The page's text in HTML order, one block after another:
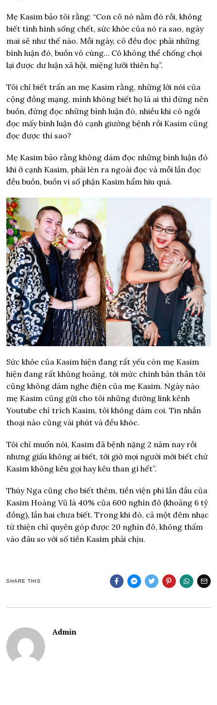
Mẹ Kasim bảo tôi rằng: “Con cô nó nằm đó rồi, không
biết tình hình sống chết, sức khỏe của nó ra sao, ngày
mai sẽ như thế nào. Mỗi ngày, cô đều đọc phải những
bình luận đó, buồn vô cùng… Cô không thể chống chọi
lại được dư luận xã hội, miệng lưỡi thiên hạ”.
Tôi chỉ biết trấn an mẹ Kasim rằng, những lời nói của
cộng đồng mạng, mình không biết họ là ai thì đừng nên
buồn, đừng đọc những bình luận đó, nhiều khi cô ngồi
đọc mấy bình luận đó cạnh giường bệnh rồi Kasim cũng
đọc được thì sao?
Mẹ Kasim bảo rằng không dám đọc những bình luận đó
khi ở cạnh Kasim, phải lén ra ngoài đọc và mỗi lần đọc
đều buồn, buồn vì số phận Kasim hẩm hiu quá.
Sức khỏe của Kasim hiện đang rất yếu còn mẹ Kasim
hiện đang rất khủng hoảng, tới mức chính bản thân tôi
cũng không dám nghe điện của mẹ Kasim. Ngày nào
mẹ Kasim cũng gửi cho tôi những đường link kênh
Youtube chỉ trích Kasim, tôi không dám coi. Tin nhắn
thoại nào cũng vài phút và đều khóc.
Tôi chỉ muốn nói, Kasim đã bệnh nặng 2 năm nay rồi
nhưng giấu không ai biết, tới giờ mọi người mới biết chứ
Kasim không kêu gọi hay kêu than gì hết”.
Thúy Nga cũng cho biết thêm, tiền viện phí lần đầu của
Kasim Hoàng Vũ là 40% của 600 nghìn đô (khoảng 6 tỷ
đồng), lần hai chưa biết. Trong khi đó, cả một đêm nhạc
từ thiện chỉ quyên góp được 20 nghìn đô, không thấm
vào đâu so với số tiền Kasim phải chịu.
SHARE THIS
Admin